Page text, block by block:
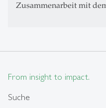
Zusammenarbeit mit
From insight to impact.
Suche